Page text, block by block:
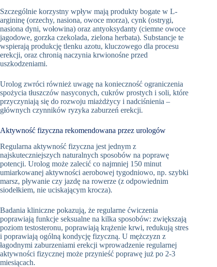
Szczególnie korzystny wpływ mają produkty bogate w L-
argininę (orzechy, nasiona, owoce morza), cynk (ostrygi,
nasiona dyni, wołowina) oraz antyoksydanty (ciemne owoce
jagodowe, gorzka czekolada, zielona herbata). Substancje te
wspierają produkcję tlenku azotu, kluczowego dla procesu
erekcji, oraz chronią naczynia krwionośne przed
uszkodzeniami.
Urolog zwróci również uwagę na konieczność ograniczenia
spożycia tłuszczów nasyconych, cukrów prostych i soli, które
przyczyniają się do rozwoju miażdżycy i nadciśnienia –
głównych czynników ryzyka zaburzeń erekcji.
Aktywność fizyczna rekomendowana przez urologów
Regularna aktywność fizyczna jest jednym z
najskuteczniejszych naturalnych sposobów na poprawę
potencji. Urolog może zalecić co najmniej 150 minut
umiarkowanej aktywności aerobowej tygodniowo, np. szybki
marsz, pływanie czy jazdę na rowerze (z odpowiednim
siodełkiem, nie uciskającym krocza).
Badania kliniczne pokazują, że regularne ćwiczenia
poprawiają funkcje seksualne na kilka sposobów: zwiększają
poziom testosteronu, poprawiają krążenie krwi, redukują stres
i poprawiają ogólną kondycję fizyczną. U mężczyzn z
łagodnymi zaburzeniami erekcji wprowadzenie regularnej
aktywności fizycznej może przynieść poprawę już po 2-3
miesiącach.